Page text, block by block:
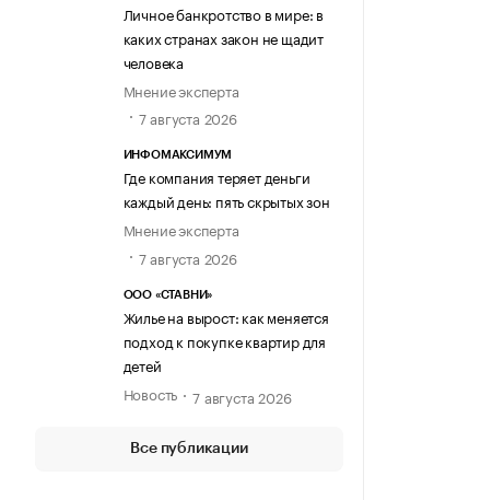
Личное банкротство в мире: в
каких странах закон не щадит
человека
Мнение эксперта
7 августа 2026
ИНФОМАКСИМУМ
Где компания теряет деньги
каждый день: пять скрытых зон
Мнение эксперта
7 августа 2026
ООО «СТАВНИ»
Жилье на вырост: как меняется
подход к покупке квартир для
детей
Новость
7 августа 2026
Все публикации